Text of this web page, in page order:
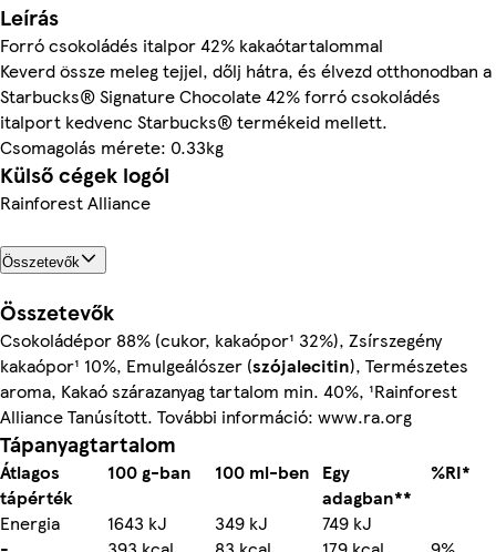
Leírás
Forró csokoládés italpor 42% kakaótartalommal
Keverd össze meleg tejjel, dőlj hátra, és élvezd otthonodban a
Starbucks® Signature Chocolate 42% forró csokoládés
italport kedvenc Starbucks® termékeid mellett.
Csomagolás mérete: 0.33kg
Külső cégek logói
Rainforest Alliance
Összetevők
Összetevők
Csokoládépor 88% (cukor, kakaópor¹ 32%), Zsírszegény
kakaópor¹ 10%, Emulgeálószer (szójalecitin), Természetes
aroma, Kakaó szárazanyag tartalom min. 40%, ¹Rainforest
Alliance Tanúsított. További információ: www.ra.org
Tápanyagtartalom
Átlagos
tápérték
100 g-ban 100 ml-ben Egy
adagban**
%RI*
Energia
1643 kJ 349 kJ
749 kJ